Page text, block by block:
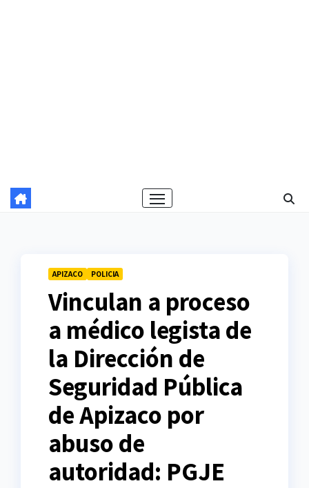
APIZACO POLICIA
Vinculan a proceso
a médico legista de
la Dirección de
Seguridad Pública
de Apizaco por
abuso de
autoridad: PGJE